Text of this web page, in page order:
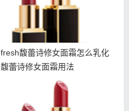
fresh馥蕾诗修女面霜怎么乳化
馥蕾诗修女面霜用法
朵拉朵尚电动眼霜使用方法